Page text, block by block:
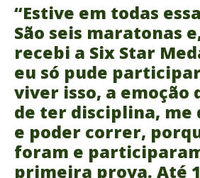
“Estive em todas
São seis maratonas
recebi a Six Star
eu só pude
viver isso, a emoção
de ter disciplina, me
e poder correr,
foram e
primeira prova. Até